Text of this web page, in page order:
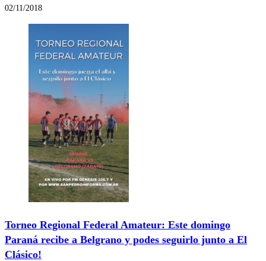
02/11/2018
Torneo Regional Federal Amateur: Este domingo
Paraná recibe a Belgrano y podes seguirlo junto a El
Clásico!